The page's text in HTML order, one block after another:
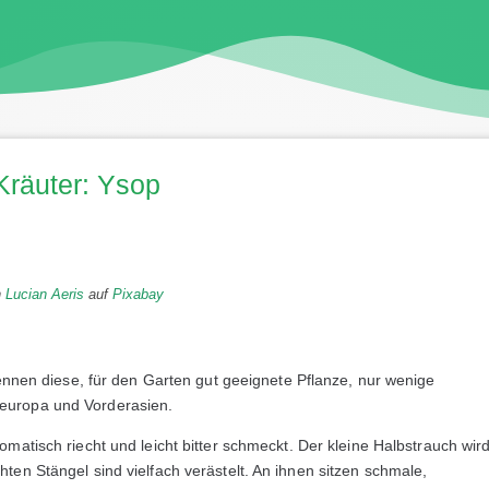
Ysop
Lucian Aeris auf Pixabay
diese, für den Garten gut geeignete Pflanze, nur wenige
und Vorderasien.
riecht und leicht bitter schmeckt. Der kleine Halbstrauch
Stängel sind vielfach verästelt. An ihnen sitzen schmale,